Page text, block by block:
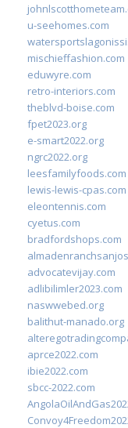
u-seehomes.com
mischieffashion.com
eduwyre.com
retro-interiors.com
theblvd-boise.com
fpet2023.org
e-smart2022.org
ngrc2022.org
leesfamilyfoods.com
lewis-lewis-cpas.com
eleontennis.com
cyetus.com
bradfordshops.com
advocatevijay.com
adlibilimler2023.com
naswwebed.org
balithut-manado.org
aprce2022.com
ibie2022.com
sbcc-2022.com